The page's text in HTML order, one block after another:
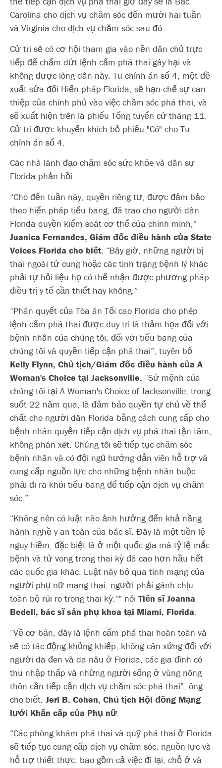
Carolina cho dịch vụ chăm sóc đến mười hai tuần
và Virginia cho dịch vụ chăm sóc sau đó.
Cử tri sẽ có cơ hội tham gia vào nền dân chủ trực
tiếp để chấm dứt lệnh cấm phá thai gây hại và
không được lòng dân này. Tu chính án số 4, một đề
xuất sửa đổi Hiến pháp Florida, sẽ hạn chế sự can
thiệp của chính phủ vào việc chăm sóc phá thai, và
sẽ xuất hiện trên lá phiếu Tổng tuyển cử tháng 11.
Cử tri được khuyến khích bỏ phiếu "Có" cho Tu
chính án số 4.
Các nhà lãnh đạo chăm sóc sức khỏe và dân sự
Florida phản hồi:
“Cho đến tuần này, quyền riêng tư, được đảm bảo
theo hiến pháp tiểu bang, đã trao cho người dân
Florida quyền kiểm soát cơ thể của chính mình,”
Juanica Fernandes, Giám đốc điều hành của State
Voices Florida cho biết. “Bây giờ, những người bị
thai ngoài tử cung hoặc các tình trạng bệnh lý khác
phải tự hỏi liệu họ có thể nhận được phương pháp
điều trị y tế cần thiết hay không.”
“Phán quyết của Tòa án Tối cao Florida cho phép
lệnh cấm phá thai được duy trì là thảm họa đối với
bệnh nhân của chúng tôi, đối với tiểu bang của
chúng tôi và quyền tiếp cận phá thai”, tuyên bố
Kelly Flynn, Chủ tịch/Giám đốc điều hành của A
Woman's Choice tại Jacksonville. “Sứ mệnh của
chúng tôi tại A Woman's Choice of Jacksonville, trong
suốt 22 năm qua, là đảm bảo quyền tự chủ về thể
chất cho người dân Florida bằng cách cung cấp cho
bệnh nhân quyền tiếp cận dịch vụ phá thai tận tâm,
không phán xét. Chúng tôi sẽ tiếp tục chăm sóc
bệnh nhân và có đội ngũ hướng dẫn viên hỗ trợ và
cung cấp nguồn lực cho những bệnh nhân buộc
phải đi ra khỏi tiểu bang để tiếp cận dịch vụ chăm
sóc.”
“Không nên có luật nào ảnh hưởng đến khả năng
hành nghề y an toàn của bác sĩ. Đây là một tiền lệ
nguy hiểm, đặc biệt là ở một quốc gia mà tỷ lệ mắc
bệnh và tử vong trong thai kỳ đã cao hơn hầu hết
các quốc gia khác. Luật này bỏ qua tính mạng của
người phụ nữ mang thai, người phải gánh chịu
toàn bộ rủi ro trong thai kỳ.”" nói Tiến sĩ Joanna
Bedell, bác sĩ sản phụ khoa tại Miami, Florida.
“Về cơ bản, đây là lệnh cấm phá thai hoàn toàn và
sẽ có tác động khủng khiếp, không cân xứng đối với
người da đen và da nâu ở Florida, các gia đình có
thu nhập thấp và những người sống ở vùng nông
thôn cần tiếp cận dịch vụ chăm sóc phá thai”, ông
cho biết. Jeri B. Cohen, Chủ tịch Hội đồng Mạng
lưới Khẩn cấp của Phụ nữ.
“Các phòng khám phá thai và quỹ phá thai ở Florida
sẽ tiếp tục cung cấp dịch vụ chăm sóc, nguồn lực và
hỗ trợ thiết thực, bao gồm cả việc đi lại, chỗ ở và